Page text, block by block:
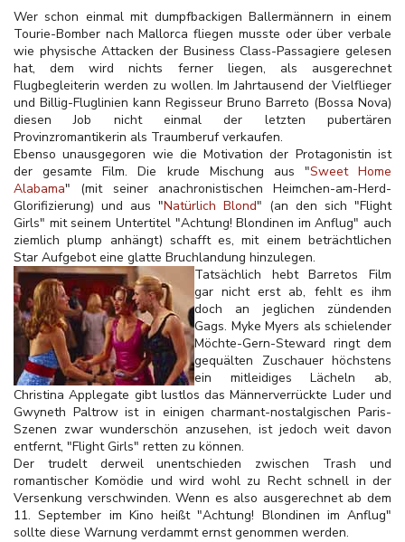
Wer schon einmal mit dumpfbackigen Ballermännern in einem
Tourie-Bomber nach Mallorca fliegen musste oder über verbale
wie physische Attacken der Business Class-Passagiere gelesen
hat, dem wird nichts ferner liegen, als ausgerechnet
Flugbegleiterin werden zu wollen. Im Jahrtausend der Vielflieger
und Billig-Fluglinien kann Regisseur Bruno Barreto (Bossa Nova)
diesen Job nicht einmal der letzten pubertären
Provinzromantikerin als Traumberuf verkaufen.
Ebenso unausgegoren wie die Motivation der Protagonistin ist
der gesamte Film. Die krude Mischung aus "Sweet Home
Alabama" (mit seiner anachronistischen Heimchen-am-Herd-
Glorifizierung) und aus "Natürlich Blond" (an den sich "Flight
Girls" mit seinem Untertitel "Achtung! Blondinen im Anflug" auch
ziemlich plump anhängt) schafft es, mit einem beträchtlichen
Star Aufgebot eine glatte Bruchlandung hinzulegen.
Tatsächlich hebt Barretos Film
gar nicht erst ab, fehlt es ihm
doch an jeglichen zündenden
Gags. Myke Myers als schielender
Möchte-Gern-Steward ringt dem
gequälten Zuschauer höchstens
ein mitleidiges Lächeln ab,
Christina Applegate gibt lustlos das Männerverrückte Luder und
Gwyneth Paltrow ist in einigen charmant-nostalgischen Paris-
Szenen zwar wunderschön anzusehen, ist jedoch weit davon
entfernt, "Flight Girls" retten zu können.
Der trudelt derweil unentschieden zwischen Trash und
romantischer Komödie und wird wohl zu Recht schnell in der
Versenkung verschwinden. Wenn es also ausgerechnet ab dem
11. September im Kino heißt "Achtung! Blondinen im Anflug"
sollte diese Warnung verdammt ernst genommen werden.